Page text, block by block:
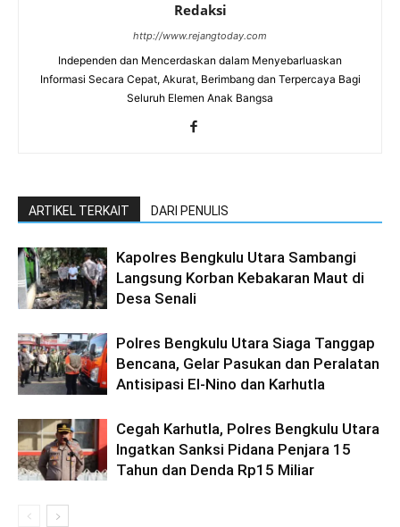
Redaksi
http://www.rejangtoday.com
Independen dan Mencerdaskan dalam Menyebarluaskan
Informasi Secara Cepat, Akurat, Berimbang dan Terpercaya Bagi
Seluruh Elemen Anak Bangsa
ARTIKEL TERKAIT DARI PENULIS
Kapolres Bengkulu Utara Sambangi
Langsung Korban Kebakaran Maut di
Desa Senali
Polres Bengkulu Utara Siaga Tanggap
Bencana, Gelar Pasukan dan Peralatan
Antisipasi El-Nino dan Karhutla
Cegah Karhutla, Polres Bengkulu Utara
Ingatkan Sanksi Pidana Penjara 15
Tahun dan Denda Rp15 Miliar